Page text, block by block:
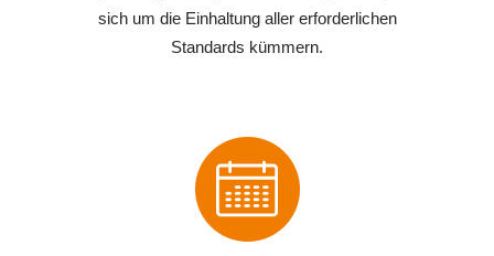
sich um die Einhaltung aller erforderlichen
Standards kümmern.